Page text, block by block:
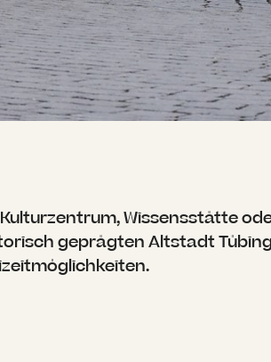
Wissensstätte
geprägten Altstadt